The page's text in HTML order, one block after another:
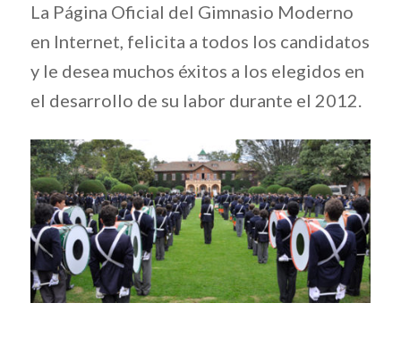
La Página Oficial del Gimnasio Moderno
en Internet, felicita a todos los candidatos
y le desea muchos éxitos a los elegidos en
el desarrollo de su labor durante el 2012.